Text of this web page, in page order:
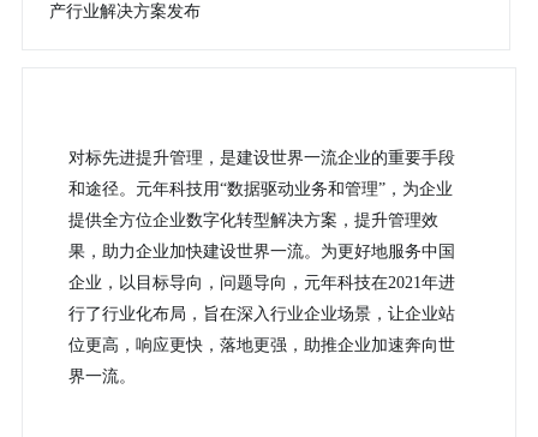
产行业解决方案发布
对标先进提升管理，是建设世界一流企业的重要手段
和途径。元年科技用“数据驱动业务和管理”，为企业
提供全方位企业数字化转型解决方案，提升管理效
果，助力企业加快建设世界一流。为更好地服务中国
企业，以目标导向，问题导向，元年科技在2021年进
行了行业化布局，旨在深入行业企业场景，让企业站
位更高，响应更快，落地更强，助推企业加速奔向世
界一流。